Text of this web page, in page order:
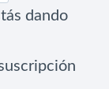
dando